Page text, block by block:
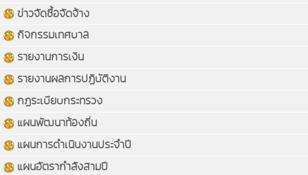
ข่าวจัดซื้อจัดจ้าง
กิจกรรมเทศบาล
รายงานการเงิน
รายงานผลการปฏิบัติงาน
กฏระเบียบกระทรวง
แผนพัฒนาท้องถิ่น
แผนการดำเนินงานประจำปี
แผนอัตรากำลังสามปี